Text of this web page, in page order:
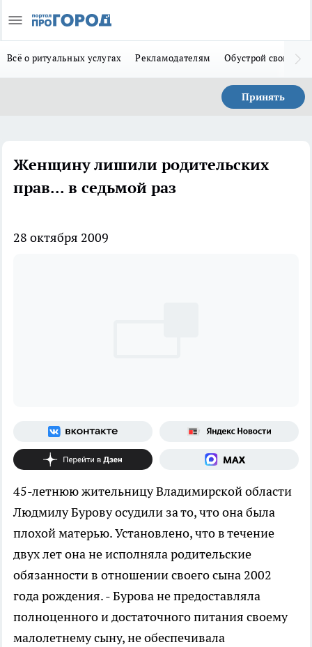
Всё о ритуальных услугах Рекламодателям Обустрой свой дом
Принять
Женщину лишили родительских
прав... в седьмой раз
28 октября 2009
45-летнюю жительницу Владимирской области
Людмилу Бурову осудили за то, что она была
плохой матерью. Установлено, что в течение
двух лет она не исполняла родительские
обязанности в отношении своего сына 2002
года рождения. - Бурова не предоставляла
полноценного и достаточного питания своему
малолетнему сыну, не обеспечивала